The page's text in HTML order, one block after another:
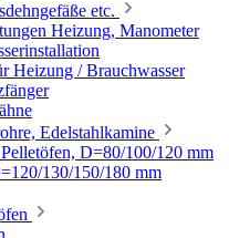
etc.
Heizung, Manometer
Heizung / Brauchwasser
Edelstahlkamine
D=80/100/120 mm
130/150/180 mm